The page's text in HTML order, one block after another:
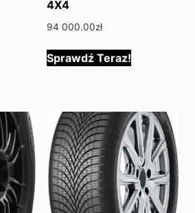
4X4
94 000.00zł
Sprawdź Teraz!